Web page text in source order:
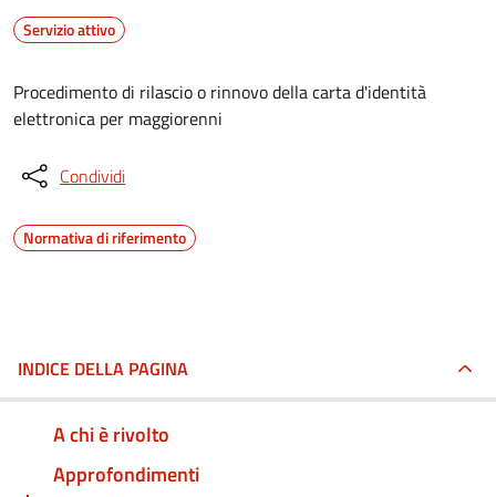
Servizio attivo
Procedimento di rilascio o rinnovo della carta d'identità
elettronica per maggiorenni
Condividi
Normativa di riferimento
INDICE DELLA PAGINA
A chi è rivolto
Approfondimenti